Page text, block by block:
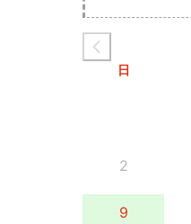
日
2
9